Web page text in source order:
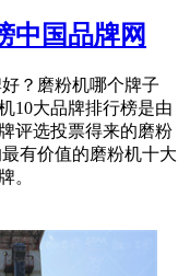
中国品牌网
？磨粉机哪个牌子
10大品牌排行榜是由
评选投票得来的磨粉
有价值的磨粉机十大
。